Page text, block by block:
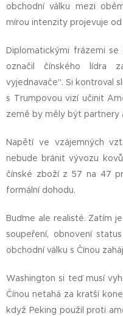
obchodní válku mezi
mírou intenzity projevuje
Diplomatickými frázemi
označil čínského lídra
vyjednavače". Si kontroval
s Trumpovou vizí učinit
země by měly být partnery
Napětí ve vzájemných
nebude bránit vývozu
čínské zboží z 57 na 47
formální dohodu.
Buďme ale realisté. Zatím
soupeření, obnovení
obchodní válku s Čínou
Washington si teď musí
Čínou netahá za kratší
když Peking použil proti